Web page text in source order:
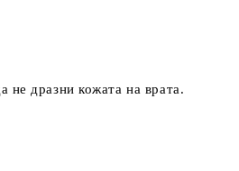
не дразни кожата на врата.